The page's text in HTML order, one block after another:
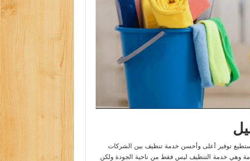
توفير أعلى وأحسن خدمة تنظيف بين الشركات
وهي خدمة التنظيف ليس فقط من ناحية الجودة ولكن